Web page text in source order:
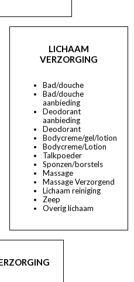
LICHAAM
VERZORGING
Bad/douche
Bad/douche
aanbieding
Deodorant
aanbieding
Deodorant
Bodycreme/gel/lotion
Bodycreme/Lotion
Talkpoeder
Sponzen/borstels
Massage
Massage Verzorgend
Lichaam reiniging
Zeep
Overig lichaam